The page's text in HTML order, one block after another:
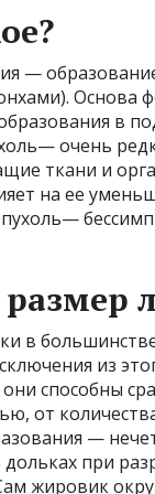
—
Основа
в
очень
ткани и
на ее
в
из
способны
от
—
дольках при
жировик